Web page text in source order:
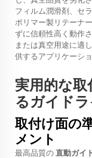
フィルム潤滑剤、セ
ポリマー製リテーナ
ずに信頼性高く動作
または真空用途に適
供するアプリケーシ
実用的な
るガイド
取付け面の
メント
最高品質の直動ガイ